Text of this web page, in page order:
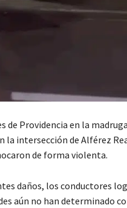
de Providencia en la
la intersección de Alférez
de forma violenta.
daños, los conductores
aún no han determinado